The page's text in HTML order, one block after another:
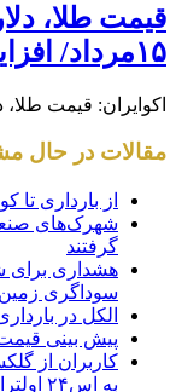
اکوایران: قیمت
مقالات در حال
از بارداری تا
شهرک‌های
گرفتند
هشداری برای
سوداگری
الکل در
پیش بینی قیمت
به اس۲۴ اولترا!
سرمایه‌داری
سود برای